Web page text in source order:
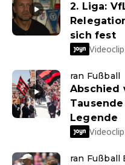
2. Liga:
sich fest
ran Fußball
Abschied
Legende
ran Fußball